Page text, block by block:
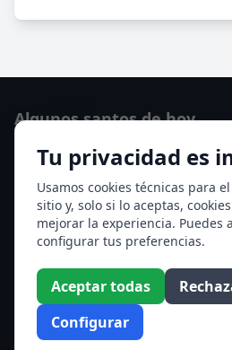
Tu privacidad es
Usamos cookies técnicas para
sitio y, solo si lo aceptas,
mejorar la experiencia. Puedes
configurar tus preferencias.
Aceptar todas
Configurar
Algunos santos de hoy
San Cayetano de Thiene
San Sixto II papa
Ver todos los santos de hoy
Acceso a los Meses
Enero
Marzo